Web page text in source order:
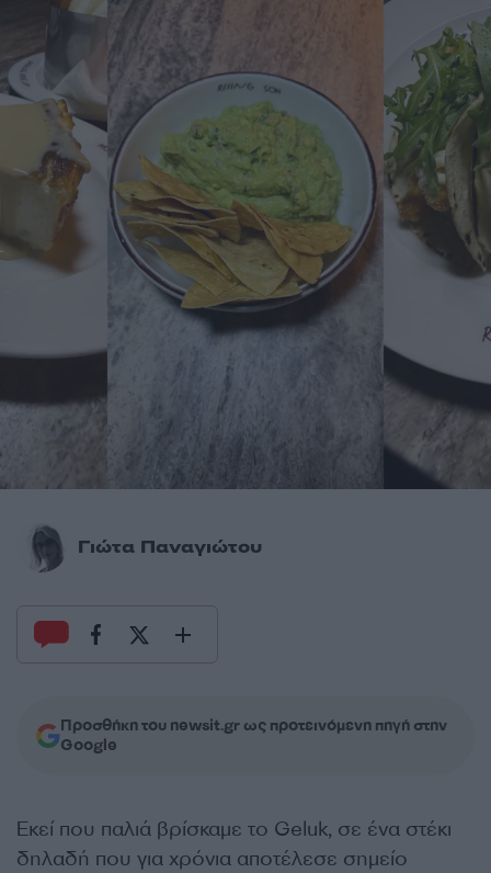
Γιώτα Παναγιώτου
Προσθήκη του newsit.gr ως προτεινόμενη πηγή στην
Google
Εκεί που παλιά βρίσκαμε το Geluk, σε ένα στέκι
δηλαδή που για χρόνια αποτέλεσε σημείο